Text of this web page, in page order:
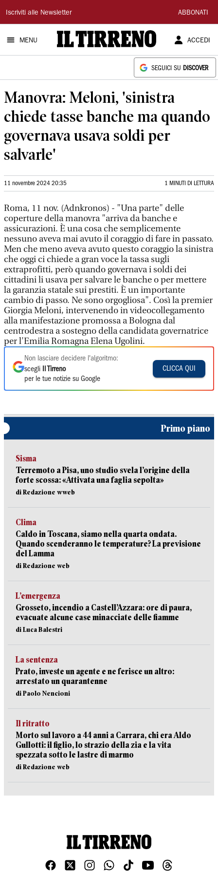
Il
Tirreno
Iscriviti alle Newsletter ABBONATI
MENU ACCEDI
SEGUICI SU DISCOVER
Manovra: Meloni, 'sinistra
chiede tasse banche ma quando
governava usava soldi per
salvarle'
11 novembre 2024 20:35 1 MINUTI DI LETTURA
Roma, 11 nov. (Adnkronos) - "Una parte" delle
coperture della manovra "arriva da banche e
assicurazioni. È una cosa che semplicemente
nessuno aveva mai avuto il coraggio di fare in passato.
Men che meno aveva avuto questo coraggio la sinistra
che oggi ci chiede a gran voce la tassa sugli
extraprofitti, però quando governava i soldi dei
cittadini li usava per salvare le banche o per mettere
la garanzia statale sui prestiti. È un importante
cambio di passo. Ne sono orgogliosa". Così la premier
Giorgia Meloni, intervenendo in videocollegamento
alla manifestazione promossa a Bologna dal
centrodestra a sostegno della candidata governatrice
per l'Emilia Romagna Elena Ugolini.
Non lasciare decidere l'algoritmo:
scegli
Il Tirreno
per le tue notizie su Google
CLICCA QUI
Primo piano
Sisma
Terremoto a Pisa, uno studio svela l’origine della
forte scossa: «Attivata una faglia sepolta»
di Redazione wweb
Clima
Caldo in Toscana, siamo nella quarta ondata.
Quando scenderanno le temperature? La previsione
del Lamma
di Redazione web
L’emergenza
Grosseto, incendio a Castell’Azzara: ore di paura,
evacuate alcune case minacciate delle fiamme
di Luca Balestri
La sentenza
Prato, investe un agente e ne ferisce un altro:
arrestato un quarantenne
di Paolo Nencioni
Il ritratto
Morto sul lavoro a 44 anni a Carrara, chi era Aldo
Gullotti: il figlio, lo strazio della zia e la vita
spezzata sotto le lastre di marmo
di Redazione web